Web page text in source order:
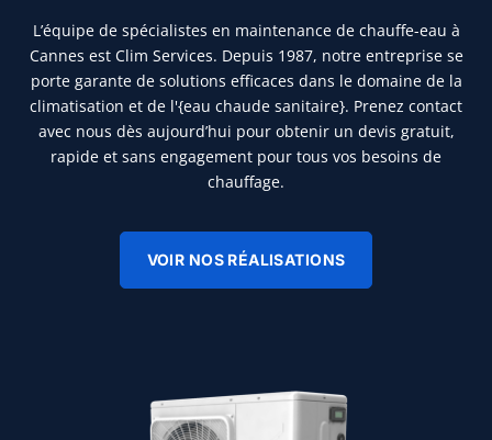
L’équipe de spécialistes en maintenance de chauffe-eau à
Cannes est Clim Services. Depuis 1987, notre entreprise se
porte garante de solutions efficaces dans le domaine de la
climatisation et de l'{eau chaude sanitaire}. Prenez contact
avec nous dès aujourd’hui pour obtenir un devis gratuit,
rapide et sans engagement pour tous vos besoins de
chauffage.
VOIR NOS RÉALISATIONS